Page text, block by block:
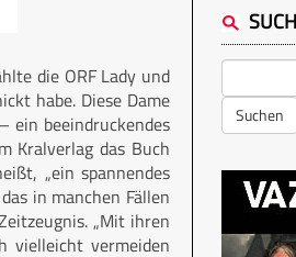
die ORF Lady und
habe. Diese Dame
ein beeindruckendes
Kralverlag das Buch
„ein spannendes
in manchen Fällen
„Mit ihren
vielleicht vermeiden
Suchen